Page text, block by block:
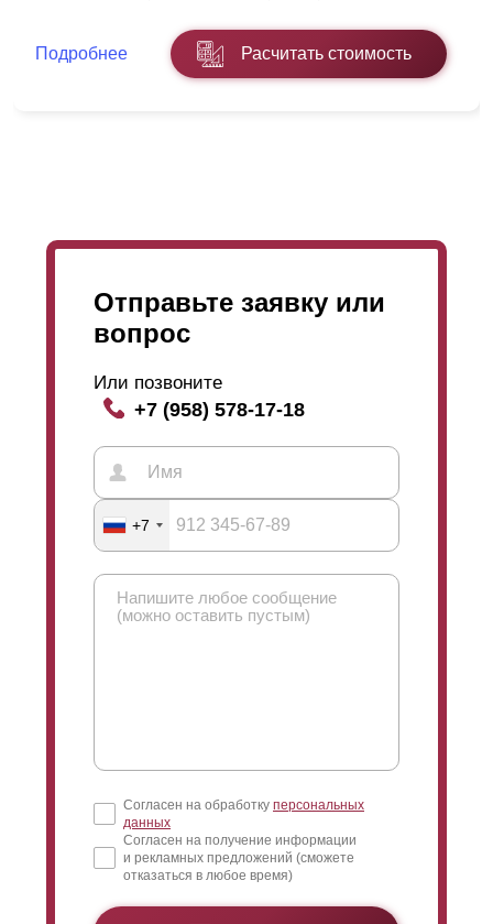
170 миллиметров.
Что можно сказать про угол обзора? Здесь имеется
ввиду насколько большой будет угол обзора при
могли видеть фото с подобным углом обзора. Если
смотреть снаружи, то при взгляде наверх вы увидите
только небо (участка за ним просмотреть
зависимости от толщины стали. Мы предоставляем
полный каталог цветов RAL и несколько
Подробнее Расчитать стоимость
Отправьте заявку или
вопрос
Или позвоните
+7 (958) 578-17-18
+7
Согласен на обработку персональных
данных
Согласен на получение информации
и рекламных предложений (сможете
отказаться в любое время)